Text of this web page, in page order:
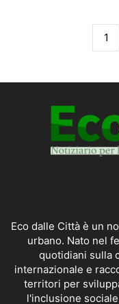
1
Eco dalle Città è un
urbano. Nato nel
quotidiani sulla
internazionale e
territori per
l'inclusione